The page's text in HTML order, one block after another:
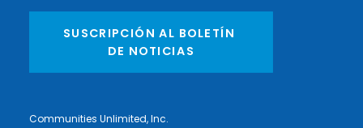
SUSCRIPCIÓN AL BOLETÍN
DE NOTICIAS
Communities Unlimited, Inc.